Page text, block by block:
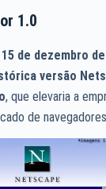
1.0
15 de dezembro
versão
, que elevaria a
de